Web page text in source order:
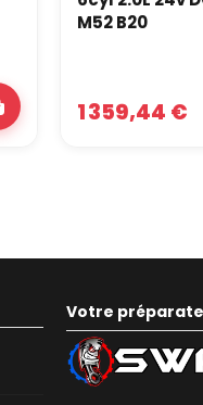
M52 B20
1 359,44 €
Votre